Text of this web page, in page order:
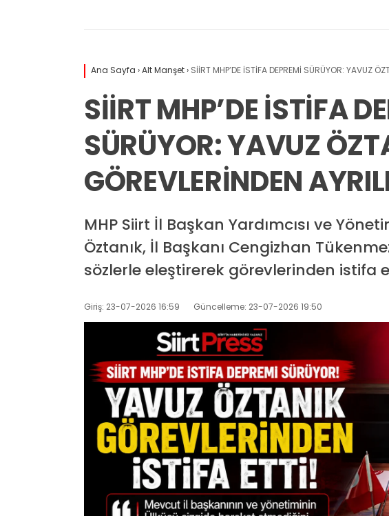
Ana Sayfa ›Alt Manşet› SİİRT MHP’DE İSTİFA DEPREMİ SÜRÜYOR: YAVUZ
SİİRT MHP’DE İSTİFA
SÜRÜYOR: YAVUZ
GÖREVLERİNDEN
MHP Siirt İl Başkan Yardımcısı ve
Öztanık, İl Başkanı Cengizhan
sözlerle eleştirerek görevlerinden istifa
Giriş: 23-07-2026 16:59 Güncelleme: 23-07-2026 19:50